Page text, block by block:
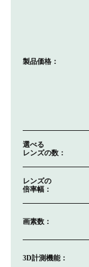
製品価格：
選べる
レンズの数：
レンズの
倍率幅：
画素数：
3D計測機能：